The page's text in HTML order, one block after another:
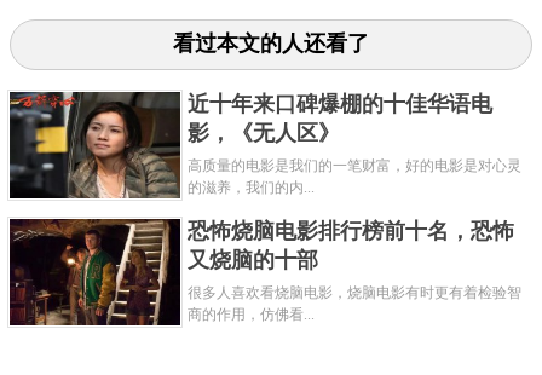
6个让人深思的小故事，刻薄、冲动、自大、贪婪是走
向毁灭的导火索，海纳百川，退一步海阔天空。每则
故事在记录理性失控与事态反转的，同时将荒诞暴露
设的笑话里。
关键字：电影
看过本文的人还看了
近十年来口碑爆棚的十佳华语电
影，《无人区》
高质量的电影是我们的一笔财富，好的电影是对心灵
的滋养，我们的内...
恐怖烧脑电影排行榜前十名，恐怖
又烧脑的十部
很多人喜欢看烧脑电影，烧脑电影有时更有着检验智
商的作用，仿佛看...